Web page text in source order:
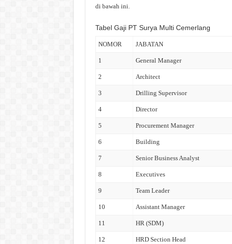
di bawah ini.
Tabel Gaji PT Surya Multi Cemerlang
NOMOR JABATAN
1 General Manager
2 Architect
3 Drilling Supervisor
4 Director
5 Procurement Manager
6 Building
7 Senior Business Analyst
8 Executives
9 Team Leader
10 Assistant Manager
11 HR (SDM)
12 HRD Section Head